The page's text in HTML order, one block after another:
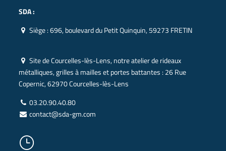
SDA :
Siège :696, boulevard du Petit Quinquin, 59273 FRETIN
Site de Courcelles-lès-Lens, notre atelier de rideaux
métalliques, grilles à mailles et portes battantes : 26 Rue
Copernic, 62970 Courcelles-lès-Lens
03.20.90.40.80
contact@sda-gm.com
}